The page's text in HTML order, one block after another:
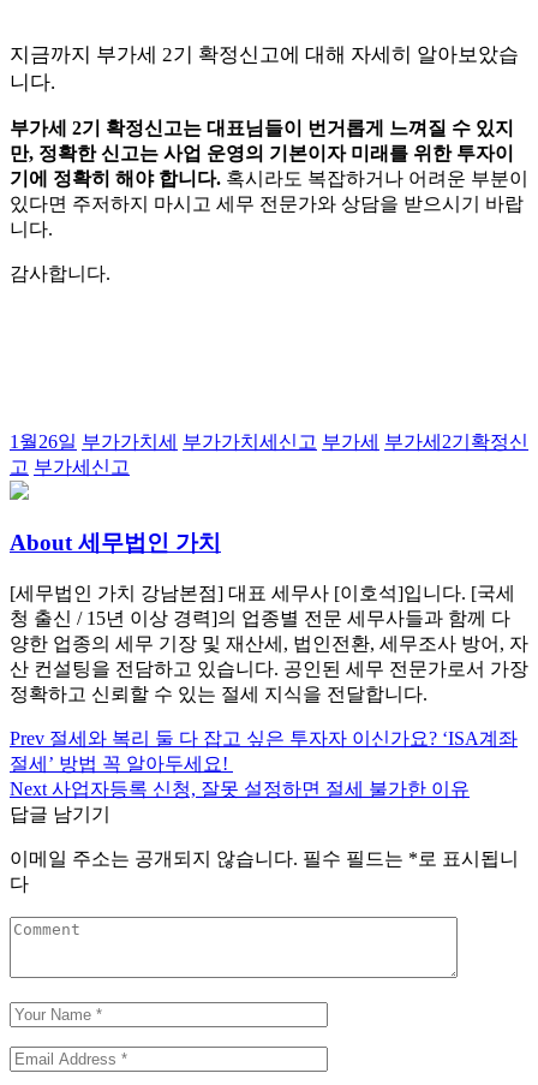
지금까지 부가세 2기 확정신고에 대해 자세히 알아보았습
니다.
부가세 2기 확정신고는 대표님들이 번거롭게 느껴질 수 있지
만, 정확한 신고는 사업 운영의 기본이자 미래를 위한 투자이
기에 정확히 해야 합니다. 혹시라도 복잡하거나 어려운 부분이
있다면 주저하지 마시고 세무 전문가와 상담을 받으시기 바랍
니다.
감사합니다.
Tags:
1월26일 부가가치세 부가가치세신고 부가세 부가세2기확정신
고 부가세신고
About 세무법인 가치
[세무법인 가치 강남본점] 대표 세무사 [이호석]입니다. [국세
청 출신 / 15년 이상 경력]의 업종별 전문 세무사들과 함께 다
양한 업종의 세무 기장 및 재산세, 법인전환, 세무조사 방어, 자
산 컨설팅을 전담하고 있습니다. 공인된 세무 전문가로서 가장
정확하고 신뢰할 수 있는 절세 지식을 전달합니다.
글
탐
색
Prev 절세와 복리 둘 다 잡고 싶은 투자자 이신가요? ‘ISA계좌
절세’ 방법 꼭 알아두세요!
Next 사업자등록 신청, 잘못 설정하면 절세 불가한 이유
답글 남기기
이메일 주소는 공개되지 않습니다. 필수 필드는 *로 표시됩니
다